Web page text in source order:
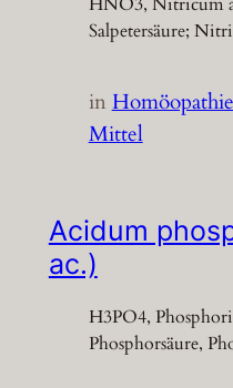
Salpetersäure;
inHomöopathie
Mittel
Acidum
ac.)
H3PO4,
Phosphorsäure,